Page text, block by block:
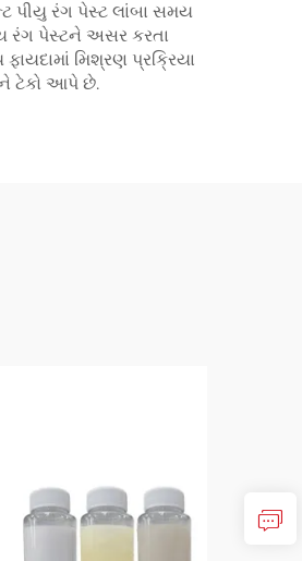
પીયુ રંગ પેસ્ટ લાંબા સમય
રંગ પેસ્ટને અસર કરતા
મિશ્રણ પ્રક્રિયા
ટેકો આપે છે.